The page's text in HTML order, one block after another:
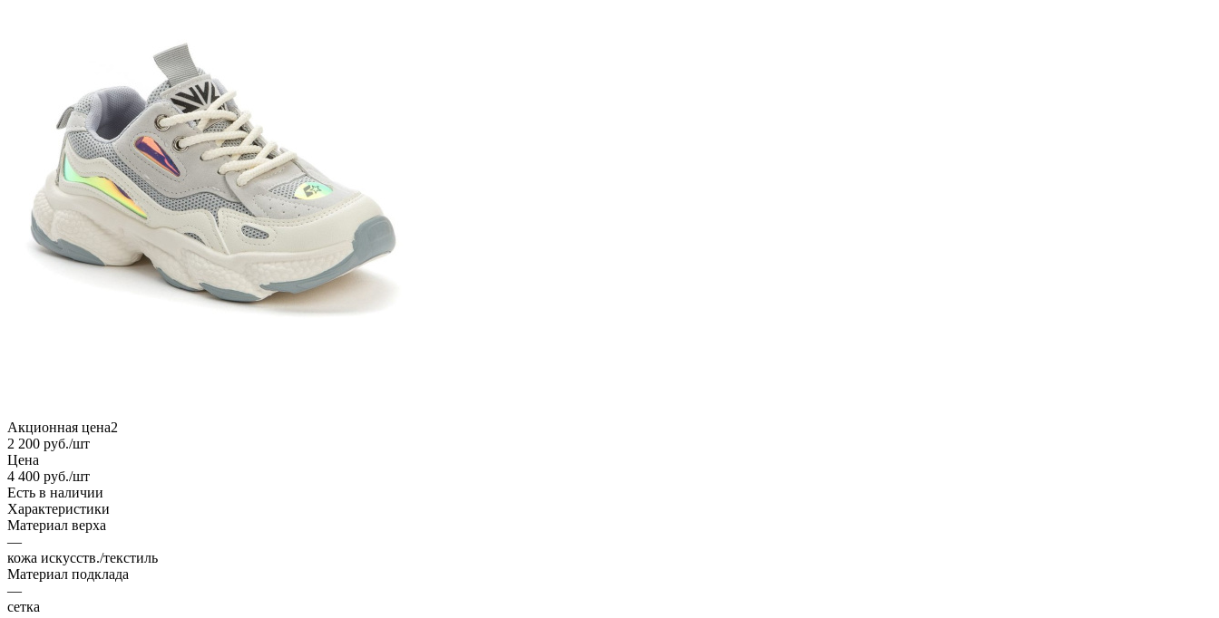
Акционная цена2
2 200 руб./шт
Цена
4 400 руб./шт
Есть в наличии
Характеристики
Материал верха
—
кожа искусств./текстиль
Материал подклада
—
сетка